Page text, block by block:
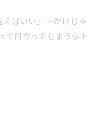
えばいい」…だけじ
て目立ってしまう